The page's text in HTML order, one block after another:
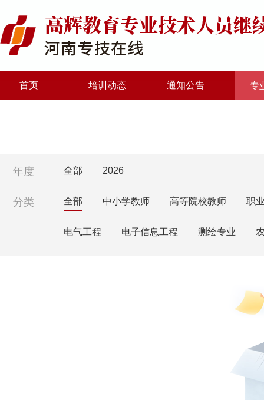
首页 培训动态 通知公告 专
年度 全部 2026
分类 全部 中小学教师 高等院校教师 职
电气工程 电子信息工程 测绘专业